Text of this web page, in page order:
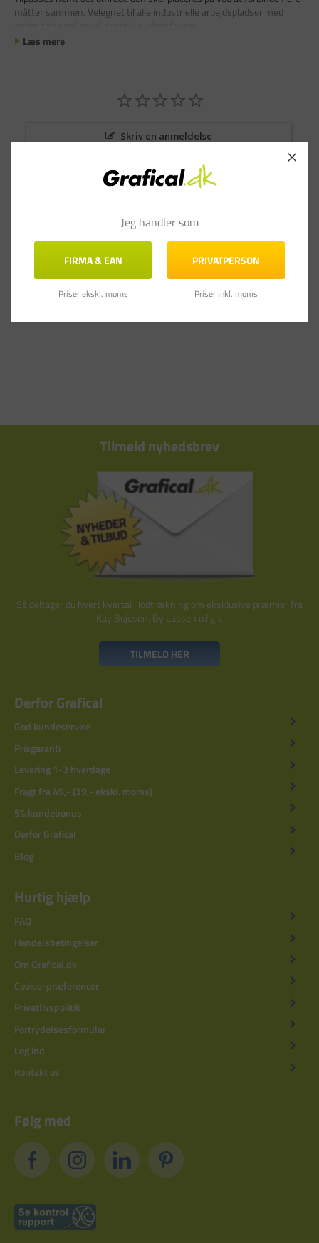
måtter sammen. Velegnet til alle industrielle arbejdspladser med
Læs mere
Skriv en anmeldelse
Stil et spørgsmål
Tilmeld nyhedsbrev
Så deltager du hvert kvartal i lodtrækning om eksklusive præmier fra
Kay Bojesen, By Lassen o.lign.
TILMELD HER
Derfor Grafical
God kundeservice
Prisgaranti
Levering 1-3 hverdage
Fragt fra 49,- (39,- ekskl. moms)
5% kundebonus
Derfor Grafical
Blog
Hurtig hjælp
FAQ
Handelsbetingelser
Om Grafical.dk
Cookie-præferencer
Privatlivspolitik
Fortrydelsesformular
Log ind
Kontakt os
Følg med
Jeg handler som
FIRMA & EAN
Priser ekskl. moms
PRIVATPERSON
Priser inkl. moms